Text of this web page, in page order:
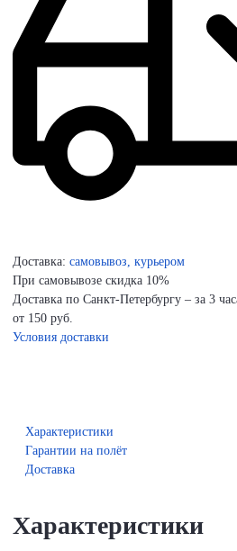
Доставка: самовывоз, курьером
При самовывозе скидка 10%
Доставка по Санкт-Петербургу – за 3
от 150 руб.
Условия доставки
Характеристики
Гарантии на полёт
Доставка
Характеристики